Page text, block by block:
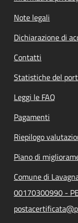
Note legali
Dichiarazione di
Contatti
Statistiche del
Leggi le FAQ
Pagamenti
Riepilogo
Piano di
Comune di
00170300990 -